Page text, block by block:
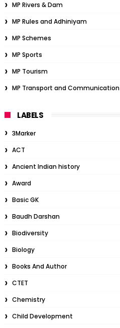
MP Rivers & Dam
MP Rules and Adhiniyam
MP Schemes
MP Sports
MP Tourism
MP Transport and Communication
LABELS
3Marker
ACT
Ancient Indian history
Award
Basic GK
Baudh Darshan
Biodiversity
Biology
Books And Author
CTET
Chemistry
Child Development